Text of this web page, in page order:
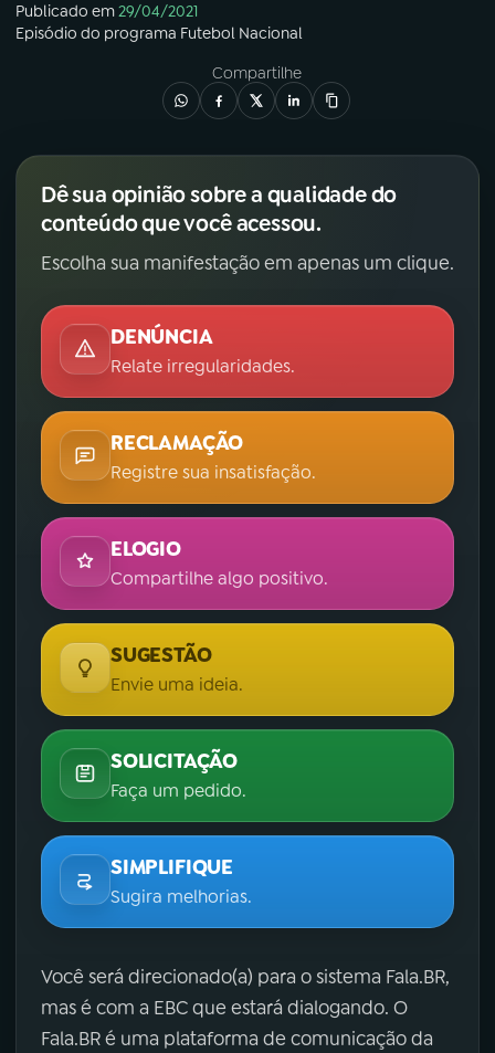
Publicado em29/04/2021
Episódio do programa Futebol Nacional
Compartilhe
Dê sua opinião sobre a qualidade do
conteúdo que você acessou.
Escolha sua manifestação em apenas um clique.
DENÚNCIA
Relate irregularidades.
RECLAMAÇÃO
Registre sua insatisfação.
ELOGIO
Compartilhe algo positivo.
SUGESTÃO
Envie uma ideia.
SOLICITAÇÃO
Faça um pedido.
SIMPLIFIQUE
Sugira melhorias.
Você será direcionado(a) para o sistema Fala.BR,
mas é com a EBC que estará dialogando. O
Fala.BR é uma plataforma de comunicação da